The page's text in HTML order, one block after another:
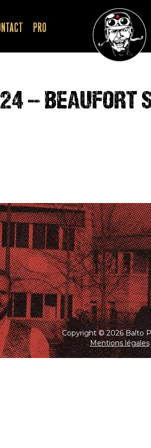
PRO
– BEAUFORT
Copyright © 2026 Balto
Mentions légales